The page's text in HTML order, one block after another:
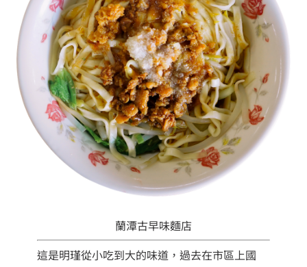
蘭潭古早味麵店
這是明瑾從小吃到大的味道，過去在市區上國